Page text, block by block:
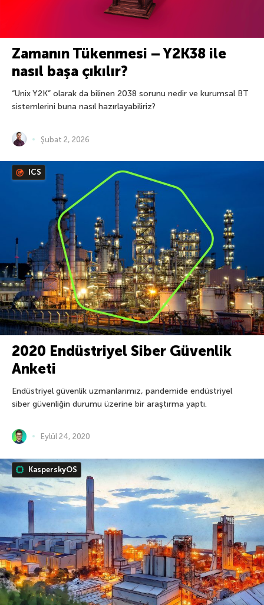
Zamanın Tükenmesi – Y2K38 ile
nasıl başa çıkılır?
“Unix Y2K” olarak da bilinen 2038 sorunu nedir ve kurumsal BT
sistemlerini buna nasıl hazırlayabiliriz?
Şubat 2, 2026
ICS
2020 Endüstriyel Siber Güvenlik
Anketi
Endüstriyel güvenlik uzmanlarımız, pandemide endüstriyel
siber güvenliğin durumu üzerine bir araştırma yaptı.
Eylül 24, 2020
KasperskyOS